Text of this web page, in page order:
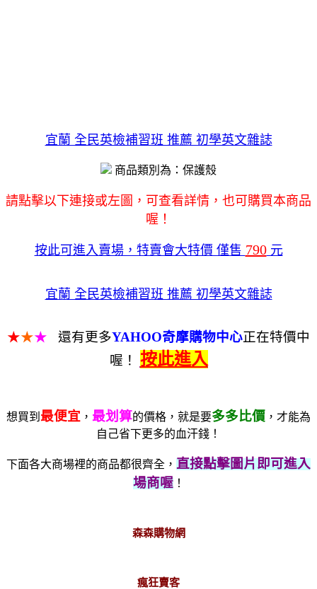
宜蘭 全民英檢補習班 推薦 初學英文雜誌
商品類別為：保護殼
請點擊以下連接或左圖，可查看詳情，也可購買本商品
喔！
按此可進入賣場，特賣會大特價 僅售 790元
宜蘭 全民英檢補習班 推薦 初學英文雜誌
★★★ 還有更多YAHOO奇摩購物中心正在特價中
喔！
按此進入
想買到 最便宜 ， 最划算的價格，就是要多多比價 ，才能為
自己省下更多的血汗錢！
下面各大商場裡的商品都很齊全， 直接點擊圖片即可進入
場商喔！
森森購物網
瘋狂賣客